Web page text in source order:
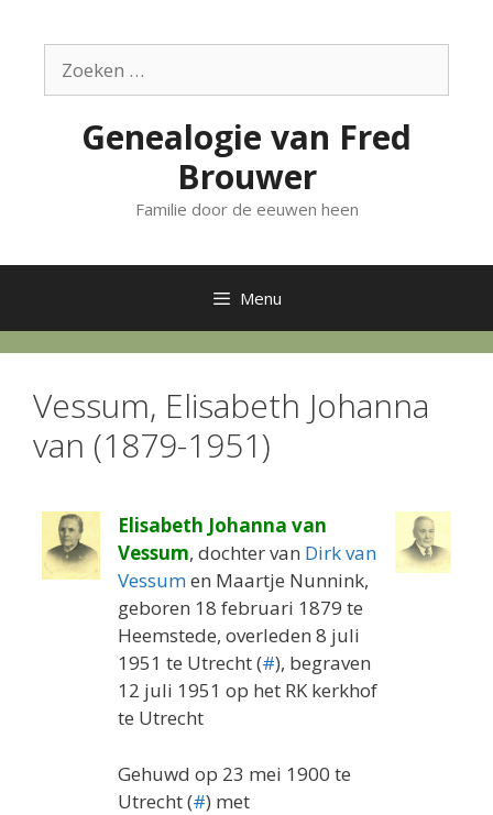
inhoudnaar:
Genealogie van Fred
Brouwer
Familie door de eeuwen heen
Menu
Vessum, Elisabeth Johanna
van (1879-1951)
Elisabeth Johanna van
Vessum, dochter van Dirk van
Vessumen Maartje Nunnink,
geboren 18 februari 1879 te
Heemstede, overleden 8 juli
1951 te Utrecht (#), begraven
12 juli 1951 op het RK kerkhof
te Utrecht
Gehuwd op 23 mei 1900 te
Utrecht (#) met